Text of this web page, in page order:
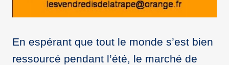
En espérant que tout le monde s’est bien
ressourcé pendant l’été, le marché de